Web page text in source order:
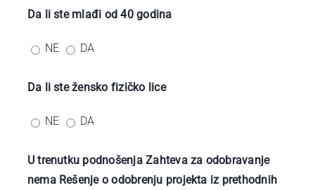
Da li ste mlađi od 40 godina
NE DA
Da li ste žensko fizičko lice
NE DA
U trenutku podnošenja Zahteva za odobravanje
nema Rešenje o odobrenju projekta iz prethodnih